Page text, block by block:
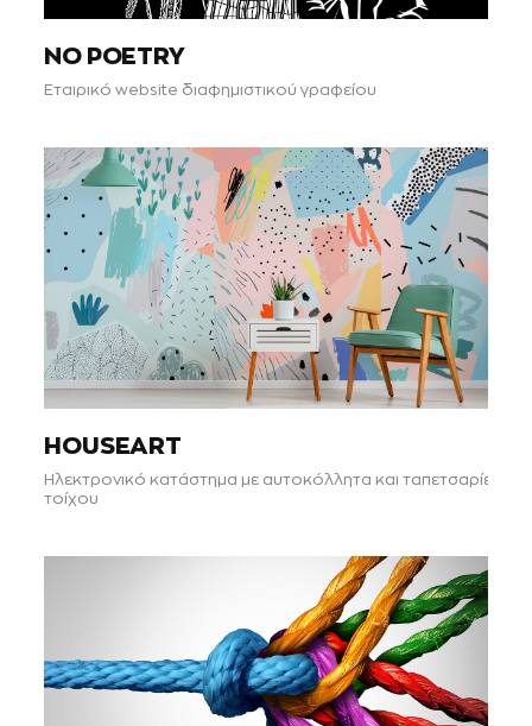
NO POETRY
Εταιρικό website διαφημιστικού γραφείου
HOUSEART
Ηλεκτρονικό κατάστημα με αυτοκόλλητα και ταπετσαρίες
τοίχου